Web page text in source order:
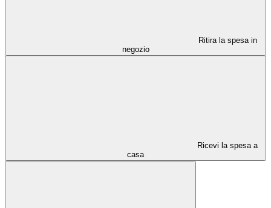
Ritira la spesa in
negozio
Ricevi la spesa a
casa